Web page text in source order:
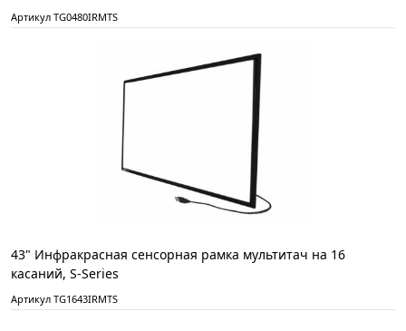
Артикул TG0480IRMTS
43" Инфракрасная сенсорная рамка мультитач на 16
касаний, S-Series
Артикул TG1643IRMTS